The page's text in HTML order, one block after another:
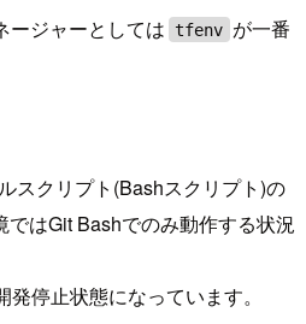
ージャーとしては tfenv が一番
スクリプト(Bashスクリプト)の
はGit Bashでのみ動作する状況
停止状態になっています。